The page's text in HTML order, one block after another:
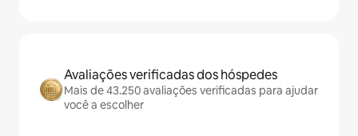
Avaliações verificadas dos hóspedes
Mais de 43.250 avaliações verificadas para ajudar
você a escolher